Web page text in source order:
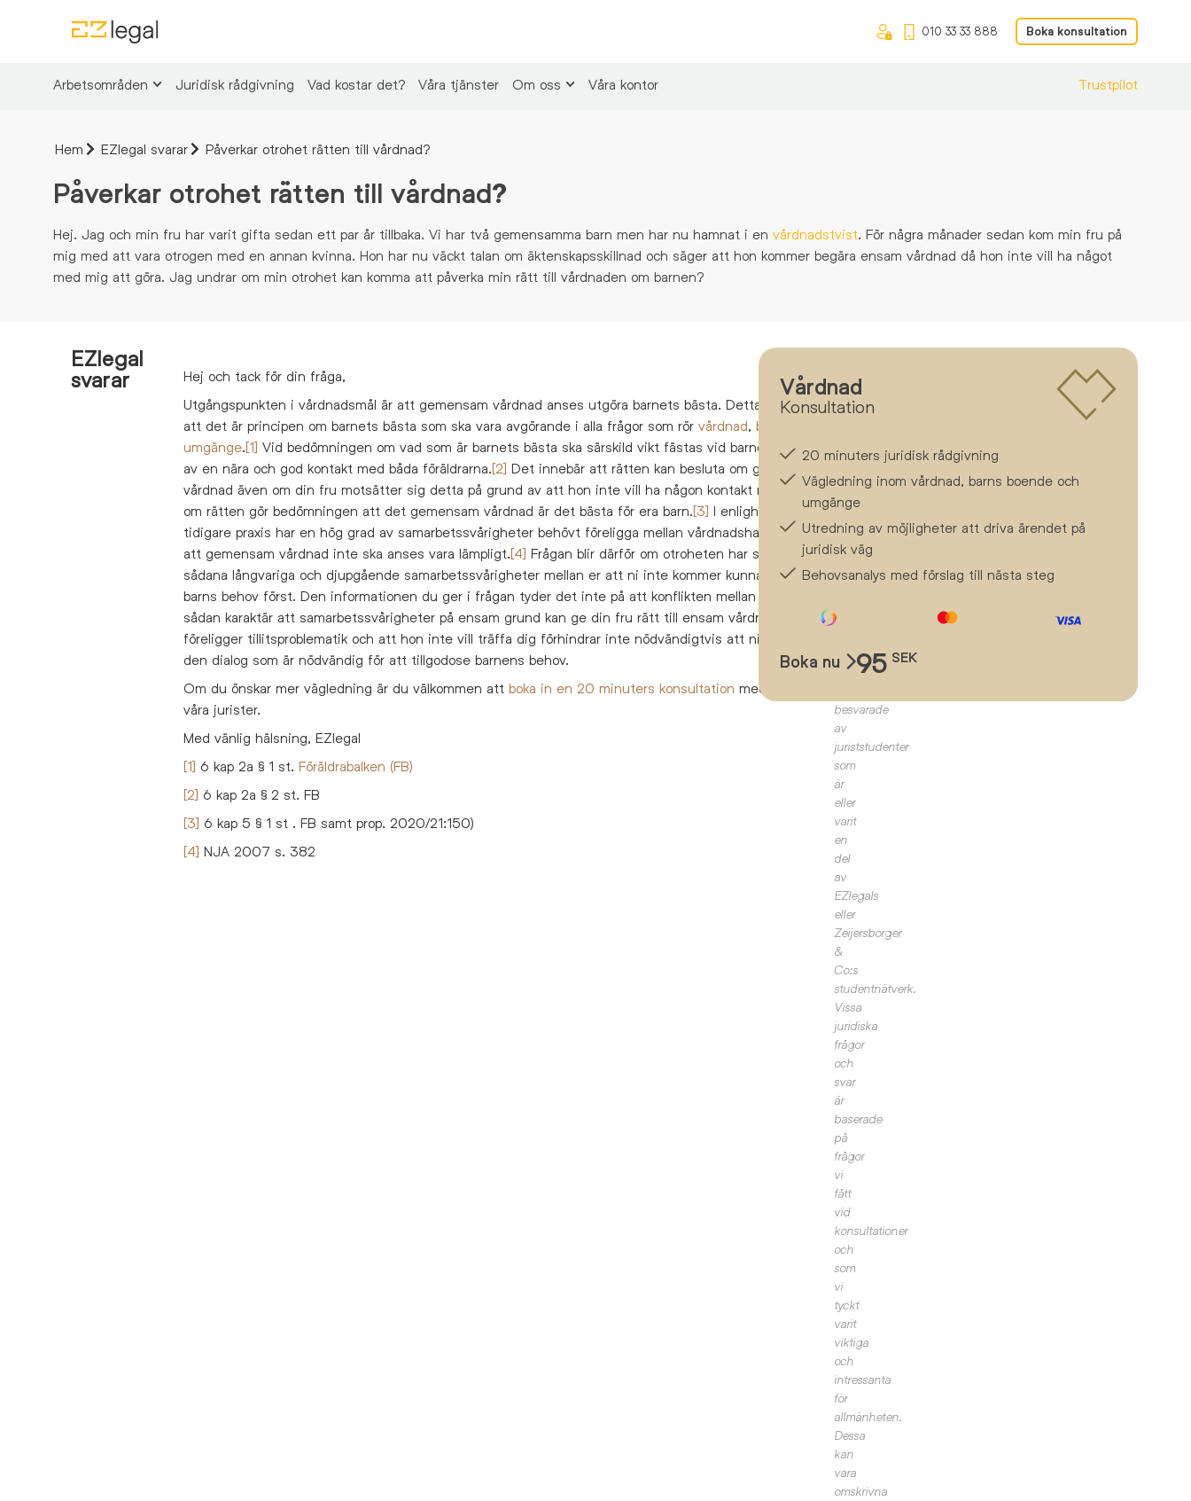
010 33 33 888 Boka konsultation
Arbetsområden Juridisk rådgivning Vad kostar det? Våra tjänster Om oss Våra kontor Trustpilot
Hem EZlegal svarar Påverkar otrohet rätten till vårdnad?
Påverkar otrohet rätten till vårdnad?
Hej. Jag och min fru har varit gifta sedan ett par år tillbaka. Vi har två gemensamma barn men har nu hamnat i en vårdnadstvist. För några månader sedan kom min fru på
mig med att vara otrogen med en annan kvinna. Hon har nu väckt talan om äktenskapsskillnad och säger att hon kommer begära ensam vårdnad då hon inte vill ha något
med mig att göra. Jag undrar om min otrohet kan komma att påverka min rätt till vårdnaden om barnen?
EZlegal
svarar
Hej och tack för din fråga,
Utgångspunkten i vårdnadsmål är att gemensam vårdnad anses utgöra barnets bästa. Detta följer av
att det är principen om barnets bästa som ska vara avgörande i alla frågor som rör vårdnad, boende
umgänge.[1] Vid bedömningen om vad som är barnets bästa ska särskild vikt fästas vid barnets behov
av en nära och god kontakt med båda föräldrarna.[2] Det innebär att rätten kan besluta om gemensam
vårdnad även om din fru motsätter sig detta på grund av att hon inte vill ha någon kontakt med dig,
om rätten gör bedömningen att det gemensam vårdnad är det bästa för era barn.[3] I enlighet med
tidigare praxis har en hög grad av samarbetssvårigheter behövt föreligga mellan vårdnadshavarna för
att gemensam vårdnad inte ska anses vara lämpligt.[4] Frågan blir därför om otroheten har skapat
sådana långvariga och djupgående samarbetssvårigheter mellan er att ni inte kommer kunna sätta era
barns behov först. Den informationen du ger i frågan tyder det inte på att konflikten mellan er är av
sådan karaktär att samarbetssvårigheter på ensam grund kan ge din fru rätt till ensam vårdnad. Att det
föreligger tillitsproblematik och att hon inte vill träffa dig förhindrar inte nödvändigtvis att ni kan föra
den dialog som är nödvändig för att tillgodose barnens behov.
Om du önskar mer vägledning är du välkommen att boka in en 20 minuters konsultation med en av
våra jurister.
Med vänlig hälsning, EZlegal
[1] 6 kap 2a § 1 st. Föräldrabalken (FB)
[2] 6 kap 2a § 2 st. FB
[3] 6 kap 5 § 1 st . FB samt prop. 2020/21:150)
[4] NJA 2007 s. 382
Med
EZlegal
har
möjlighet
att
ta
del
juridiska
och
Frågorna
är
besvarade
av
juriststudenter
som
är
eller
varit
en
del
av
EZlegals
eller
Zeijersborger
&
Co:s
studentnätverk.
Vissa
juridiska
frågor
och
svar
är
baserade
på
frågor
vi
fått
vid
konsultationer
och
som
vi
tyckt
varit
viktiga
och
intressanta
för
allmänheten.
Dessa
kan
vara
omskrivna
Vårdnad
Konsultation
20 minuters juridisk rådgivning
Vägledning inom vårdnad, barns boende och
umgänge
Utredning av möjligheter att driva ärendet på
juridisk väg
Behovsanalys med förslag till nästa steg
Boka nu 95 SEK